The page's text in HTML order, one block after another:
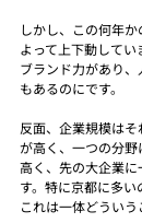
しかし、この何年
よって上下動して
ブランド力があり
もあるのにです。
反面、企業規模は
が高く、一つの分
高く、先の大企業
す。特に京都に多い
これは一体どうい